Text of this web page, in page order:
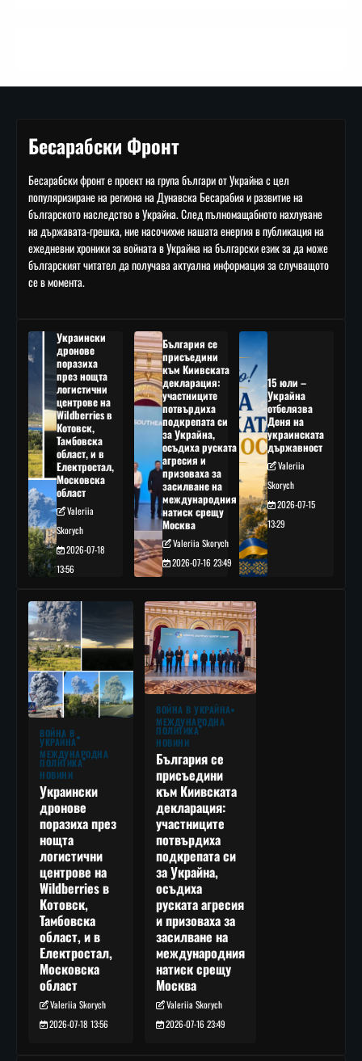
Бесарабски Фронт
Бесарабски фронт е проект на група българи от Украйна с цел
популяризиране на региона на Дунавска Бесарабия и развитие на
българското наследство в Украйна. След пълномащабното нахлуване
на държавата-грешка, ние насочихме нашата енергия в публикация на
ежедневни хроники за войната в Украйна на български език за да може
българският читател да получава актуална информация за случващото
се в момента.
Украински
дронове
поразиха
през нощта
логистични
центрове на
Wildberries в
Котовск,
Тамбовска
област, и в
Електростал,
Московска
област
Valeriia
Skorych
2026-07-18
13:56
България се
присъедини
към Киивската
декларация:
участниците
потвърдиха
подкрепата си
за Украйна,
осъдиха руската
агресия и
призоваха за
засилване на
международния
натиск срещу
Москва
Valeriia Skorych
2026-07-16 23:49
15 юли –
Украйна
отбелязва
Деня на
украинската
държавност
Valeriia
Skorych
2026-07-15
13:29
ВОЙНА В
УКРАЙНА
МЕЖДУНАРОДНА
ПОЛИТИКА
НОВИНИ
Украински
дронове
поразиха през
нощта
логистични
центрове на
Wildberries в
Котовск,
Тамбовска
област, и в
Електростал,
Московска
област
Valeriia Skorych
2026-07-18 13:56
ВОЙНА В УКРАЙНА
МЕЖДУНАРОДНА
ПОЛИТИКА
НОВИНИ
България се
присъедини
към Киивската
декларация:
участниците
потвърдиха
подкрепата си
за Украйна,
осъдиха
руската агресия
и призоваха за
засилване на
международния
натиск срещу
Москва
Valeriia Skorych
2026-07-16 23:49